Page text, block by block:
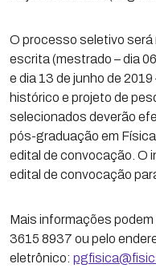
O processo seletivo será
escrita (mestrado – dia
e dia 13 de junho de
histórico e projeto de
selecionados deverão
pós-graduação em
edital de convocação. O
edital de convocação
Mais informações
3615 8937 ou pelo
eletrônico: